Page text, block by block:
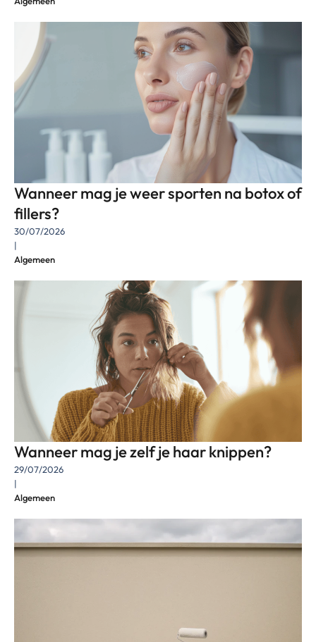
Wanneer mag je weer sporten na botox of
fillers?
30/07/2026
|
Algemeen
Wanneer mag je zelf je haar knippen?
29/07/2026
|
Algemeen